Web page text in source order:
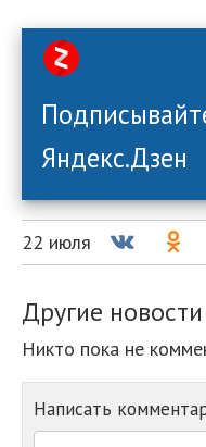
Яндекс.Дзен
22 июля
Другие новости
Никто пока не
Написать